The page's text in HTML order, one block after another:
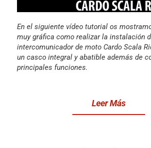
En el siguiente vídeo tutorial os
muy gráfica como realizar la instalación
intercomunicador de moto Cardo Scala
un casco integral y abatible además de
principales funciones.
Leer Más